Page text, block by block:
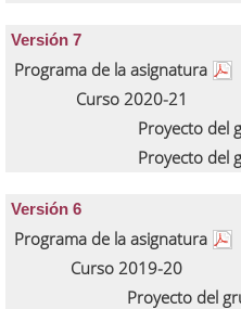
Versión 7
Programa de la asignatura
Curso 2020-21
Proyecto del
Proyecto del
Versión 6
Programa de la asignatura
Curso 2019-20
Proyecto del